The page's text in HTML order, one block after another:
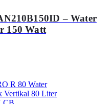
– Water
150 Watt